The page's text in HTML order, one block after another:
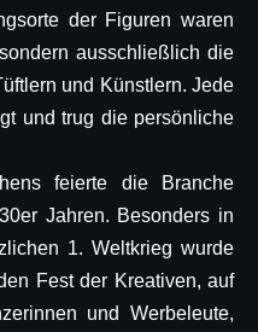
der Figuren waren
ausschließlich die
und Künstlern. Jede
und trug die persönliche
feierte die Branche
Jahren. Besonders in
1. Weltkrieg wurde
Fest der Kreativen, auf
und Werbeleute,